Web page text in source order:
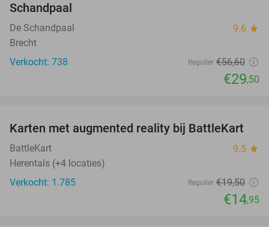
Schandpaal
De Schandpaal 9.6 star
Brecht
Verkocht: 738
Regulier €56,60
€29,50
23%
Karten met augmented reality bij BattleKart
BattleKart 9.5 star
Herentals (+4 locaties)
Verkocht: 1.785
Regulier €19,50
€14,95